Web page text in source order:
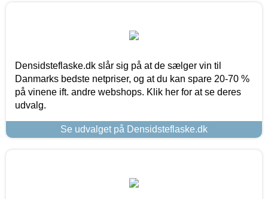
Densidsteflaske.dk slår sig på at de sælger vin til
Danmarks bedste netpriser, og at du kan spare 20-70 %
på vinene ift. andre webshops. Klik her for at se deres
udvalg.
Se udvalget på Densidsteflaske.dk